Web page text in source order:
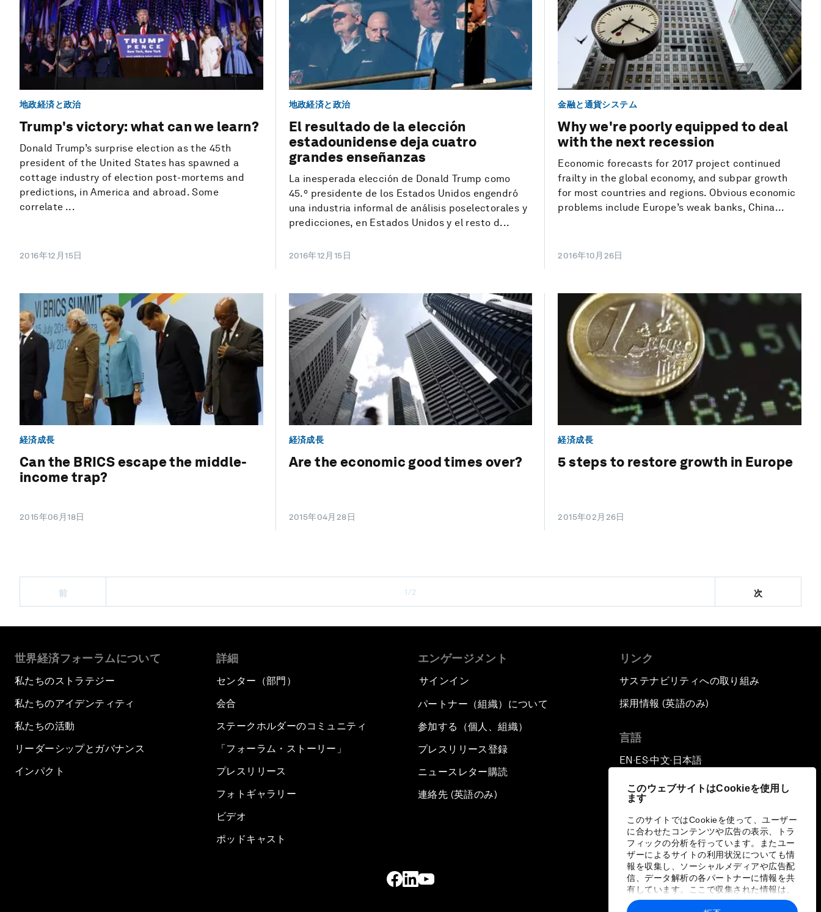
このウェブサイトはCookieを使用し
ます
このサイトではCookieを使って、ユーザー
に合わせたコンテンツや広告の表示、トラ
フィックの分析を行っています。またユー
ザーによるサイトの利用状況についても情
報を収集し、ソーシャルメディアや広告配
信、データ解析の各パートナーに情報を共
有しています。ここで収集された情報は、
ユーザーが各パートナーに提供した他の情
地政経済と政治
Trump's victory: what can we learn?
Donald Trump’s surprise election as the 45th
president of the United States has spawned a
cottage industry of election post-mortems and
predictions, in America and abroad. Some
correlate ...
2016年12月15日
地政経済と政治
El resultado de la elección
estadounidense deja cuatro
grandes enseñanzas
La inesperada elección de Donald Trump como
45.º presidente de los Estados Unidos engendró
una industria informal de análisis poselectorales y
predicciones, en Estados Unidos y el resto d...
2016年12月15日
金融と通貨システム
Why we're poorly equipped to deal
with the next recession
Economic forecasts for 2017 project continued
frailty in the global economy, and subpar growth
for most countries and regions. Obvious economic
problems include Europe’s weak banks, China...
2016年10月26日
経済成長
Can the BRICS escape the middle-
income trap?
2015年06月18日
経済成長
Are the economic good times over?
2015年04月28日
経済成長
5 steps to restore growth in Europe
2015年02月26日
前 1/2 次
世界経済フォーラムについて
私たちのストラテジー
私たちのアイデンティティ
私たちの活動
リーダーシップとガバナンス
インパクト
詳細
センター（部門）
会合
ステークホルダーのコミュニティ
「フォーラム・ストーリー」
プレスリリース
フォトギャラリー
ビデオ
ポッドキャスト
エンゲージメント
サインイン
パートナー（組織）について
参加する（個人、組織）
プレスリリース登録
ニュースレター購読
連絡先 (英語のみ)
リンク
サステナビリティへの取り組み
採用情報 (英語のみ)
言語
EN ▪ES▪中文▪ 日本語